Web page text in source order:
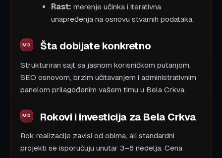
Rast: merenje učinka i iterativna
unapređenja na osnovu stvarnih podataka.
Šta dobijate konkretno
Strukturiran sajt sa jasnom korisničkom putanjom,
SEO osnovom, brzim učitavanjem i administrativnim
panelom prilagođenim vašem timu u Bela Crkva.
Rokovi i investicija za Bela Crkva
Rok realizacije zavisi od obima, ali standardni
projekti se isporučuju unutar 3–6 nedelja. Cena